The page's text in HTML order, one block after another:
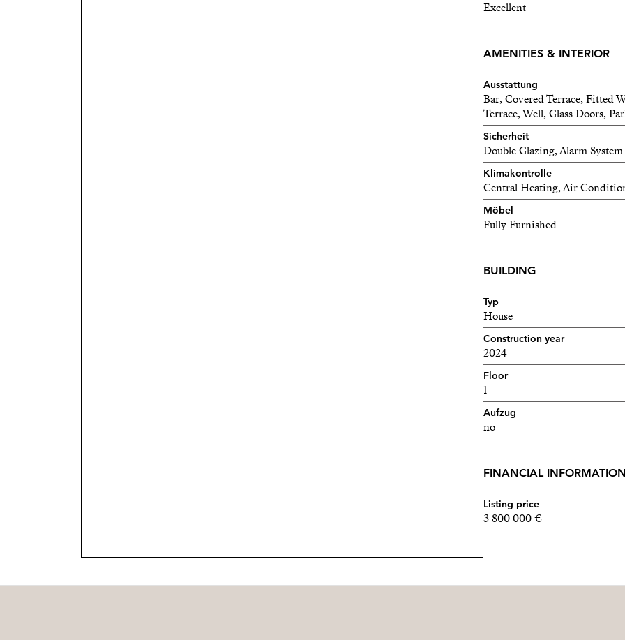
Excellent
AMENITIES & INTERIOR
Ausstattung
Bar, Covered Terrace, Fitted
Terrace, Well, Glass Doors,
Sicherheit
Double Glazing, Alarm System
Klimakontrolle
Central Heating, Air
Möbel
Fully Furnished
BUILDING
Typ
House
Construction year
2024
Floor
1
Aufzug
no
FINANCIAL INFORMATION
Listing price
3 800 000 €